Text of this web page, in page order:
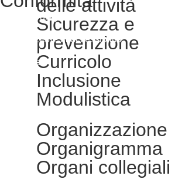
delle attività
Sicurezza e
prevenzione
Curricolo
Inclusione
Modulistica
Organizzazione
Organigramma
Organi collegiali
Privacy Policy
Dichiarazione di accessibilità
Note legali